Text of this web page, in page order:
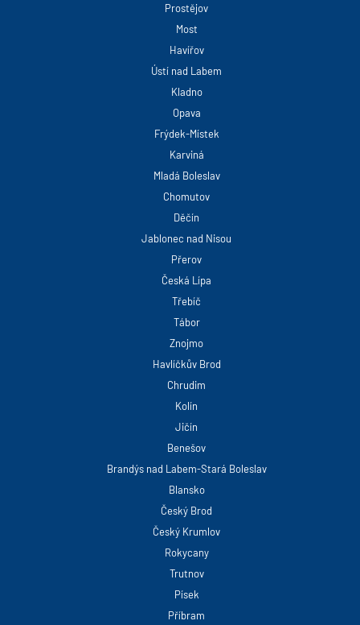
Prostějov
Most
Havířov
Ústí nad Labem
Kladno
Opava
Frýdek-Místek
Karviná
Mladá Boleslav
Chomutov
Děčín
Jablonec nad Nisou
Přerov
Česká Lípa
Třebíč
Tábor
Znojmo
Havlíčkův Brod
Chrudim
Kolín
Jičín
Benešov
Brandýs nad Labem-Stará Boleslav
Blansko
Český Brod
Český Krumlov
Rokycany
Trutnov
Písek
Příbram